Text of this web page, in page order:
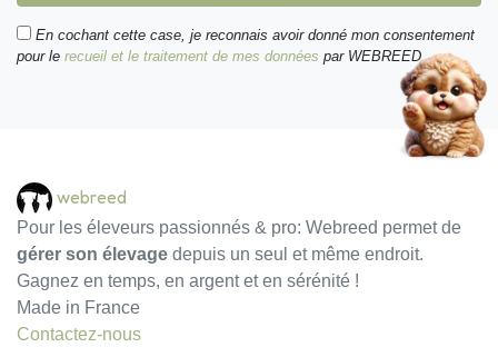
En cochant cette case, je reconnais avoir donné mon consentement
pour le recueil et le traitement de mes données par WEBREED.
webreed
Pour les éleveurs passionnés & pro: Webreed permet de
gérer son élevage depuis un seul et même endroit.
Gagnez en temps, en argent et en sérénité !
Made in France
Contactez-nous